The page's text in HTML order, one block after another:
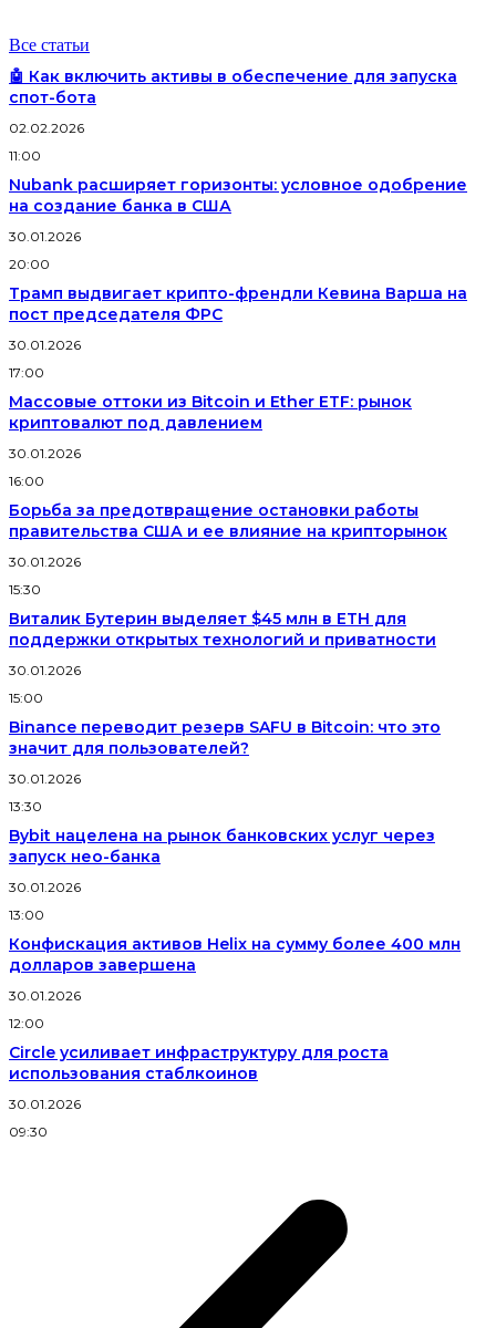
Все статьи
🤖 Как включить активы в обеспечение для запуска
спот-бота
02.02.2026
11:00
Nubank расширяет горизонты: условное одобрение
на создание банка в США
30.01.2026
20:00
Трамп выдвигает крипто-френдли Кевина Варша на
пост председателя ФРС
30.01.2026
17:00
Массовые оттоки из Bitcoin и Ether ETF: рынок
криптовалют под давлением
30.01.2026
16:00
Борьба за предотвращение остановки работы
правительства США и ее влияние на крипторынок
30.01.2026
15:30
Виталик Бутерин выделяет $45 млн в ETH для
поддержки открытых технологий и приватности
30.01.2026
15:00
Binance переводит резерв SAFU в Bitcoin: что это
значит для пользователей?
30.01.2026
13:30
Bybit нацелена на рынок банковских услуг через
запуск нео-банка
30.01.2026
13:00
Конфискация активов Helix на сумму более 400 млн
долларов завершена
30.01.2026
12:00
Circle усиливает инфраструктуру для роста
использования стаблкоинов
30.01.2026
09:30